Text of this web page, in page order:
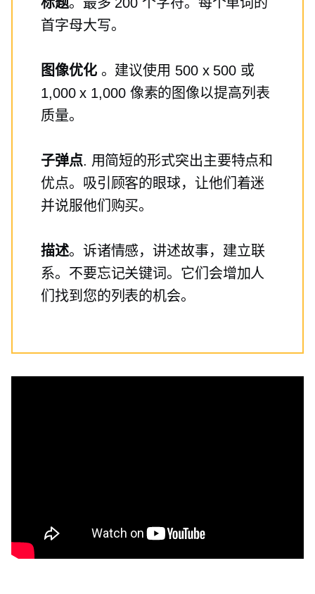
首字母大写。
图像优化 。建议使用 500 x 500 或
1,000 x 1,000 像素的图像以提高列表
质量。
子弹点. 用简短的形式突出主要特点和
优点。吸引顾客的眼球，让他们着迷
并说服他们购买。
描述。诉诸情感，讲述故事，建立联
系。不要忘记关键词。它们会增加人
们找到您的列表的机会。